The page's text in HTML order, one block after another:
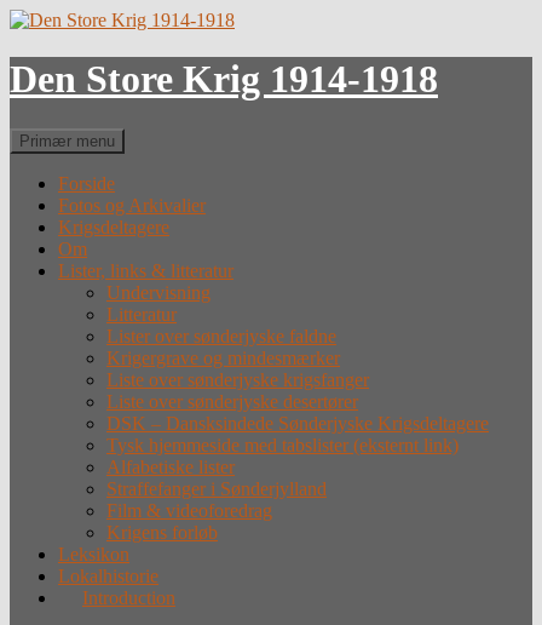
Hop
indhold
Den Store Krig 1914-1918
Søg
Primær menu
Forside
Fotos og Arkivalier
Krigsdeltagere
Om
Lister, links & litteratur
Undervisning
Litteratur
Lister over sønderjyske faldne
Krigergrave og mindesmærker
Liste over sønderjyske krigsfanger
Liste over sønderjyske desertører
DSK – Dansksindede Sønderjyske Krigsdeltagere
Tysk hjemmeside med tabslister (eksternt link)
Alfabetiske lister
Straffefanger i Sønderjylland
Film & videoforedrag
Krigens forløb
Leksikon
Lokalhistorie
Introduction